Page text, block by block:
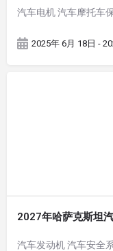
汽车电机 汽车摩托车
2025年 6月 18日 -
2027年哈萨克斯坦
汽车发动机 汽车安全